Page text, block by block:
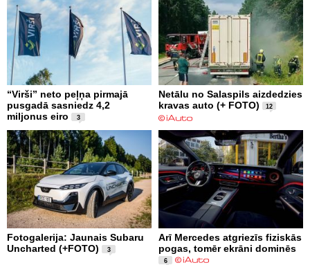
“Virši” neto peļņa pirmajā
pusgadā sasniedz 4,2
miljonus eiro
3
Netālu no Salaspils aizdedzies
kravas auto (+ FOTO)
12
Fotogalerija: Jaunais Subaru
Uncharted (+FOTO)
3
Arī Mercedes atgriezīs fiziskās
pogas, tomēr ekrāni dominēs
6